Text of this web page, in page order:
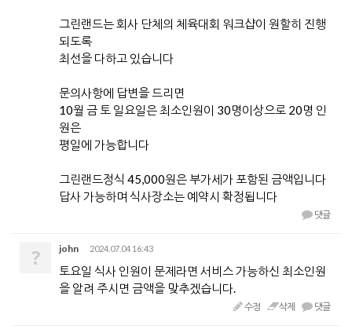
그린랜드는 회사 단체의 체육대회 워크샵이 원할히 진행
되도록
최선을 다하고 있습니다
문의사항에 답변을 드리면
10월 금 토 일요일은 최소인원이 30명이상으로 20명 인
원은
평일에 가능합니다
그린랜드정식 45,000원은 부가세가 포함된 금액입니다
답사 가능하며 식사장소는 예약시 확정됩니다
댓글
? john 2024.07.04 16:43
토요일 식사 인원이 문제라면 서비스 가능하신 최소인원
을 알려 주시면 금액을 맞추겠습니다.
수정 삭제 댓글